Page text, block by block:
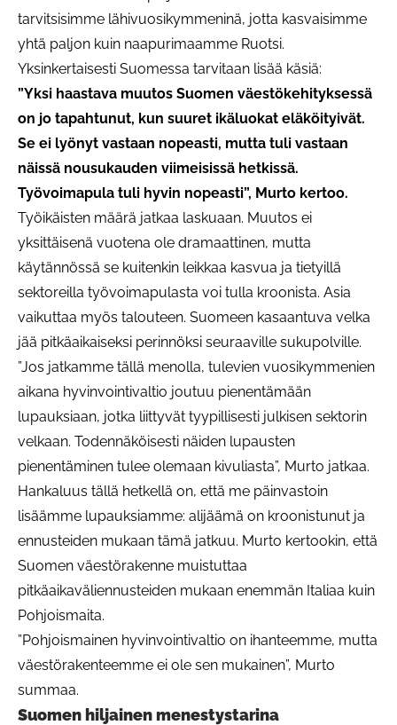
tarvitsisimme lähivuosikymmeninä, jotta kasvaisimme
yhtä paljon kuin naapurimaamme Ruotsi.
Yksinkertaisesti Suomessa tarvitaan lisää käsiä:
”Yksi haastava muutos Suomen väestökehityksessä
on jo tapahtunut, kun suuret ikäluokat eläköityivät.
Se ei lyönyt vastaan nopeasti, mutta tuli vastaan
näissä nousukauden viimeisissä hetkissä.
Työvoimapula tuli hyvin nopeasti”, Murto kertoo.
Työikäisten määrä jatkaa laskuaan. Muutos ei
yksittäisenä vuotena ole dramaattinen, mutta
käytännössä se kuitenkin leikkaa kasvua ja tietyillä
sektoreilla työvoimapulasta voi tulla kroonista. Asia
vaikuttaa myös talouteen. Suomeen kasaantuva velka
jää pitkäaikaiseksi perinnöksi seuraaville sukupolville.
”Jos jatkamme tällä menolla, tulevien vuosikymmenien
aikana hyvinvointivaltio joutuu pienentämään
lupauksiaan, jotka liittyvät tyypillisesti julkisen sektorin
velkaan. Todennäköisesti näiden lupausten
pienentäminen tulee olemaan kivuliasta”, Murto jatkaa.
Hankaluus tällä hetkellä on, että me päinvastoin
lisäämme lupauksiamme: alijäämä on kroonistunut ja
ennusteiden mukaan tämä jatkuu. Murto kertookin, että
Suomen väestörakenne muistuttaa
pitkäaikaväliennusteiden mukaan enemmän Italiaa kuin
Pohjoismaita.
”Pohjoismainen hyvinvointivaltio on ihanteemme, mutta
väestörakenteemme ei ole sen mukainen”, Murto
summaa.
Suomen hiljainen menestystarina